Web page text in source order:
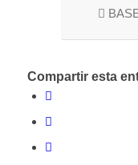
Compartir esta